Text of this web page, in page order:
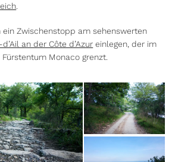
ein Zwischenstopp am sehenswerten
an der Côte d’Azur einlegen, der im
Monaco grenzt.